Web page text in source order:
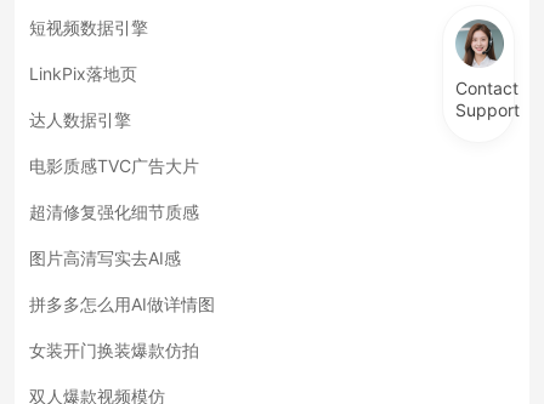
短视频数据引擎
LinkPix落地页
达人数据引擎
电影质感TVC广告大片
超清修复强化细节质感
图片高清写实去AI感
拼多多怎么用AI做详情图
女装开门换装爆款仿拍
双人爆款视频模仿
Contact
Support